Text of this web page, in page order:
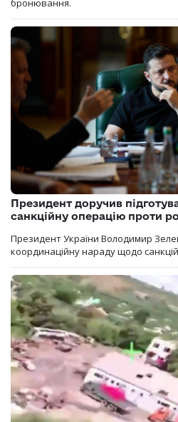
бронювання.
Президент доручив
санкційну операцію проти
Президент України Володимир
координаційну нараду щодо